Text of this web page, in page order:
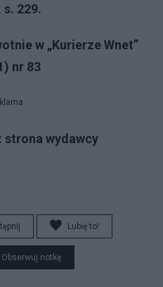
s. 229.
w „Kurierze Wnet”
nr 83
strona wydawcy
Lubię to!
Obserwuj notkę